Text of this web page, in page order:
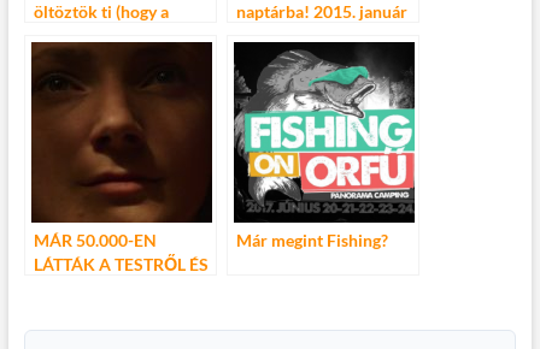
öltöztök ti (hogy a
beszéljek…)
naptárba! 2015. január
Városligeti Műjégpálya
MÁR 50.000-EN
LÁTTÁK A TESTRŐL ÉS
FILMET!
Már megint Fishing?